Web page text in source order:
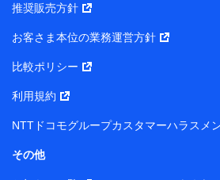
【共同して利用される利用データの
当社または株式会社NTTドコモ・フ
の個人データ
基本情報
性、連絡先、dポイントサービスのご
所、dポイント残高、dポイント利用履
推奨販売方針
お客さま本位の業務運営方針
比較ポリシー
利用規約
NTTドコモグループカスタマーハラスメ
その他